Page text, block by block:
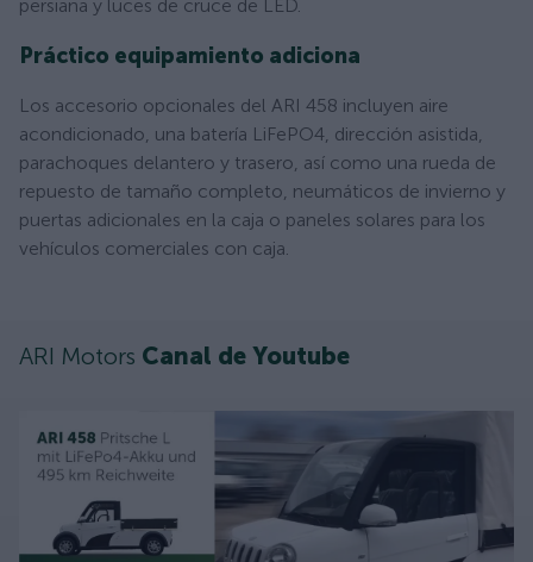
persiana y luces de cruce de LED.
Práctico equipamiento adiciona
Los accesorio opcionales del ARI 458 incluyen aire
acondicionado, una batería LiFePO4, dirección asistida,
parachoques delantero y trasero, así como una rueda de
repuesto de tamaño completo, neumáticos de invierno y
puertas adicionales en la caja o paneles solares para los
vehículos comerciales con caja.
ARI Motors Canal de Youtube